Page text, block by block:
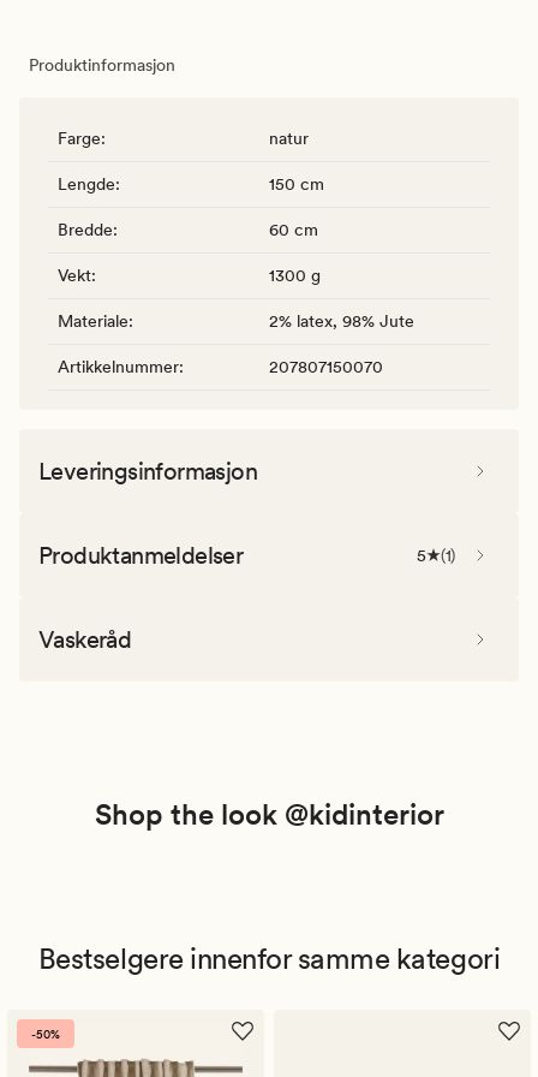
Produktinformasjon
Farge: natur
Lengde: 150 cm
Bredde: 60 cm
Vekt: 1300 g
Materiale: 2% latex, 98% Jute
Artikkelnummer: 207807150070
Leveringsinformasjon
Produktanmeldelser 5 (1)
Vaskeråd
Shop the look @kidinterior
Bestselgere innenfor samme kategori
-50%